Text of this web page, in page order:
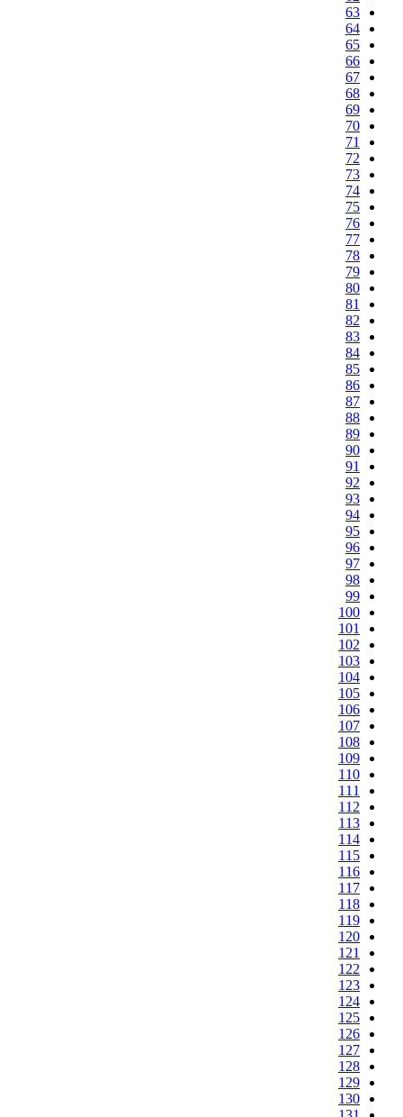
63
64
65
66
67
68
69
70
71
72
73
74
75
76
77
78
79
80
81
82
83
84
85
86
87
88
89
90
91
92
93
94
95
96
97
98
99
100
101
102
103
104
105
106
107
108
109
110
111
112
113
114
115
116
117
118
119
120
121
122
123
124
125
126
127
128
129
130